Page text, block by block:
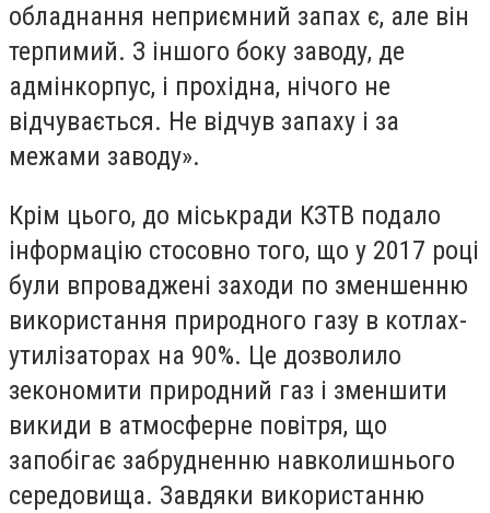
обладнання неприємний запах є, але він
терпимий. З іншого боку заводу, де
адмінкорпус, і прохідна, нічого не
відчувається. Не відчув запаху і за
межами заводу».
Крім цього, до міськради КЗТВ подало
інформацію стосовно того, що у 2017 році
були впроваджені заходи по зменшенню
використання природного газу в котлах-
утилізаторах на 90%. Це дозволило
зекономити природний газ і зменшити
викиди в атмосферне повітря, що
запобігає забрудненню навколишнього
середовища. Завдяки використанню